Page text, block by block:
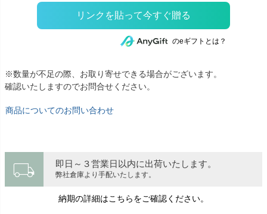
のeギフトとは？
※数量が不足の際、お取り寄せできる場合がございます。
確認いたしますのでお問合せください。
商品についてのお問い合わせ
local_shipping 即日～３営業日以内に出荷いたします。
弊社倉庫より手配いたします。
納期の詳細はこちらをご確認ください。